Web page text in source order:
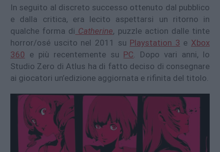
In seguito al discreto successo ottenuto dal pubblico
e dalla critica, era lecito aspettarsi un ritorno in
qualche forma di Catherine, puzzle action dalle tinte
horror/osé uscito nel 2011 su Playstation 3 e Xbox
360 e più recentemente su PC . Dopo vari anni, lo
Studio Zero di Atlus ha di fatto deciso di consegnare
ai giocatori un’edizione aggiornata e rifinita del titolo.